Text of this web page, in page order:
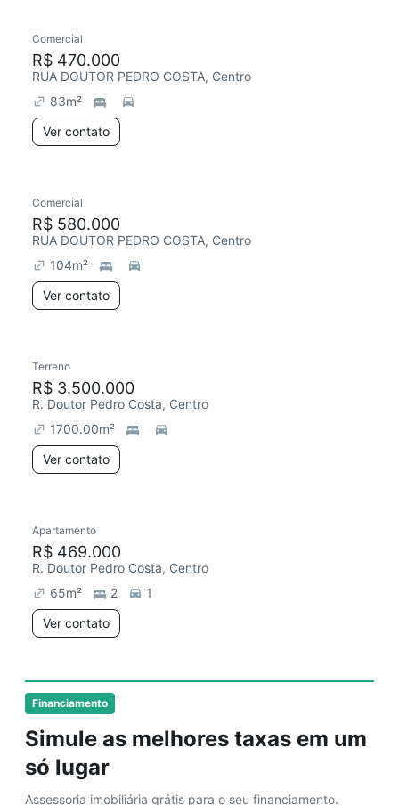
Financiamento
Simule as melhores taxas em um
só lugar
Assessoria imobiliária grátis para o seu financiamento.
Redecorar
Comercial
R$ 470.000
RUA DOUTOR PEDRO COSTA, Centro
83m²
Ver contato
Redecorar
Comercial
R$ 580.000
RUA DOUTOR PEDRO COSTA, Centro
104m²
Ver contato
Terreno
R$ 3.500.000
R. Doutor Pedro Costa, Centro
1700.00m²
Ver contato
Redecorar
Apartamento
R$ 469.000
R. Doutor Pedro Costa, Centro
65m² 2
1
Ver contato